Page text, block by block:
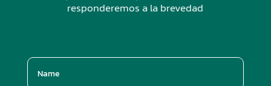
responderemos a la brevedad